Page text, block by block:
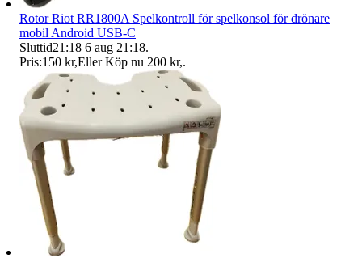
Rotor Riot RR1800A Spelkontroll för spelkonsol för drönare
mobil Android USB-C
Sluttid21:18 6 aug 21:18.
Pris:150 kr,Eller Köp nu 200 kr,.